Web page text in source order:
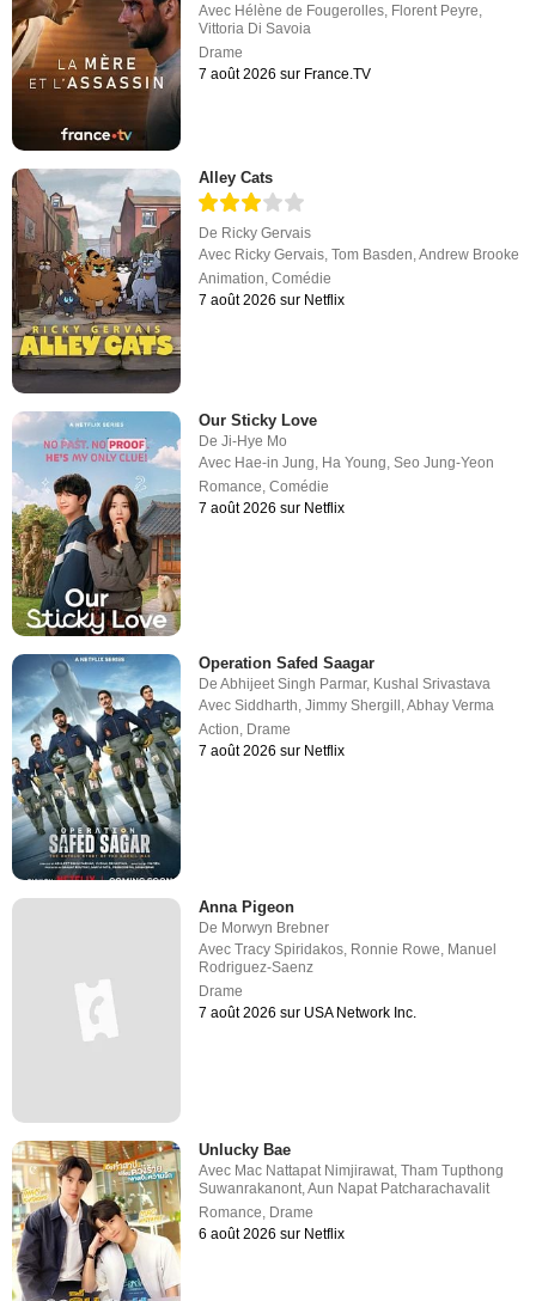
Avec Hélène de Fougerolles, Florent Peyre,
Vittoria Di Savoia
Drame
7 août 2026 sur France.TV
Alley Cats
De Ricky Gervais
Avec Ricky Gervais ,Tom Basden ,Andrew Brooke
Animation ,Comédie
7 août 2026 sur Netflix
Our Sticky Love
DeJi-Hye Mo
Avec Hae-in Jung, Ha Young,Seo Jung-Yeon
Romance,Comédie
7 août 2026 sur Netflix
Operation Safed Saagar
DeAbhijeet Singh Parmar, Kushal Srivastava
AvecSiddharth,Jimmy Shergill ,Abhay Verma
Action, Drame
7 août 2026 sur Netflix
Anna Pigeon
De Morwyn Brebner
AvecTracy Spiridakos Ronnie Rowe Manuel
Rodriguez-Saenz
Drame
7 août 2026 sur USA Network Inc.
Unlucky Bae
Avec Mac Nattapat Nimjirawat,Tham Tupthong
Suwanrakanont,Aun Napat Patcharachavalit
Romance, Drame
6 août 2026 sur Netflix